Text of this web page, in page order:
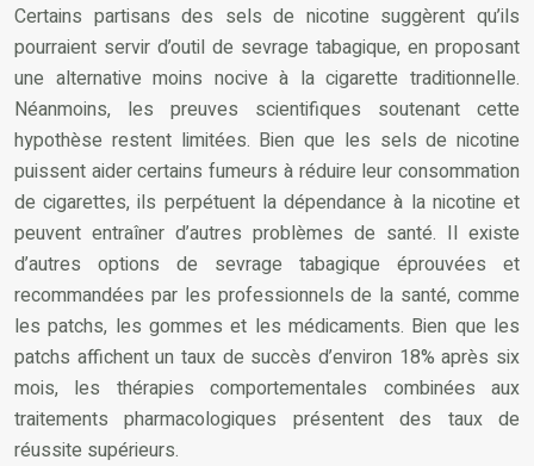
Certains partisans des sels de nicotine suggèrent qu’ils
pourraient servir d’outil de sevrage tabagique, en proposant
une alternative moins nocive à la cigarette traditionnelle.
Néanmoins, les preuves scientifiques soutenant cette
hypothèse restent limitées. Bien que les sels de nicotine
puissent aider certains fumeurs à réduire leur consommation
de cigarettes, ils perpétuent la dépendance à la nicotine et
peuvent entraîner d’autres problèmes de santé. Il existe
d’autres options de sevrage tabagique éprouvées et
recommandées par les professionnels de la santé, comme
les patchs, les gommes et les médicaments. Bien que les
patchs affichent un taux de succès d’environ 18% après six
mois, les thérapies comportementales combinées aux
traitements pharmacologiques présentent des taux de
réussite supérieurs.